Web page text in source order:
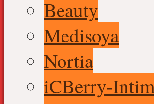
Beauty
Medisoya
Nortia
iCBerry-